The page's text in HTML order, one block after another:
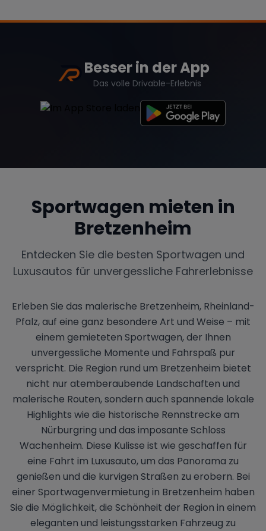
Besser in der App
Das volle Drivable-Erlebnis
Sportwagen mieten in
Bretzenheim
Entdecken Sie die besten Sportwagen und
Luxusautos für unvergessliche Fahrerlebnisse
Erleben Sie das malerische Bretzenheim, Rheinland-
Pfalz, auf eine ganz besondere Art und Weise – mit
einem gemieteten Sportwagen, der Ihnen
unvergessliche Momente und Fahrspaß pur
verspricht. Die Region rund um Bretzenheim bietet
nicht nur atemberaubende Landschaften und
malerische Routen, sondern auch spannende lokale
Highlights wie die historische Rennstrecke am
Nürburgring und das imposante Schloss
Wachenheim. Diese Kulisse ist wie geschaffen für
eine Fahrt im Luxusauto, um das Panorama zu
genießen und die kurvigen Straßen zu erobern. Bei
einer Sportwagenvermietung in Bretzenheim haben
Sie die Möglichkeit, die Schönheit der Region in einem
eleganten und leistungsstarken Fahrzeug zu